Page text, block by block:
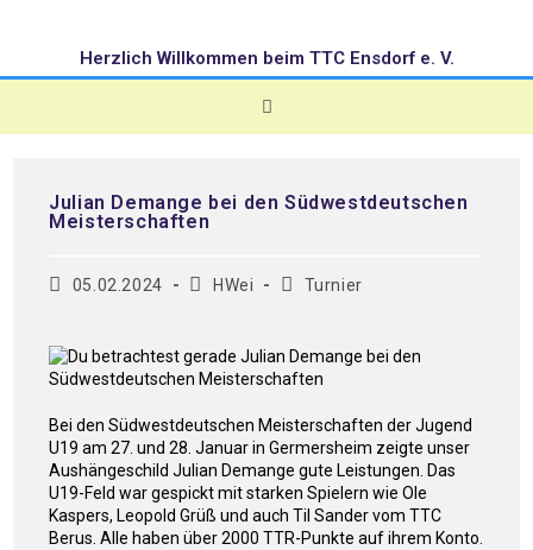
Herzlich Willkommen beim TTC Ensdorf e. V.
Julian Demange bei den Südwestdeutschen
Meisterschaften
05.02.2024 HWei Turnier
Bei den Südwestdeutschen Meisterschaften der Jugend
U19 am 27. und 28. Januar in Germersheim zeigte unser
Aushängeschild Julian Demange gute Leistungen. Das
U19-Feld war gespickt mit starken Spielern wie Ole
Kaspers, Leopold Grüß und auch Til Sander vom TTC
Berus. Alle haben über 2000 TTR-Punkte auf ihrem Konto.